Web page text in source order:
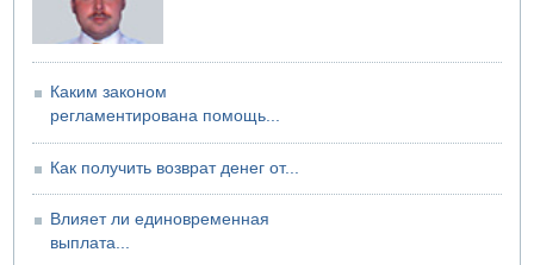
Каким законом
регламентирована помощь...
Как получить возврат денег от...
Влияет ли единовременная
выплата...